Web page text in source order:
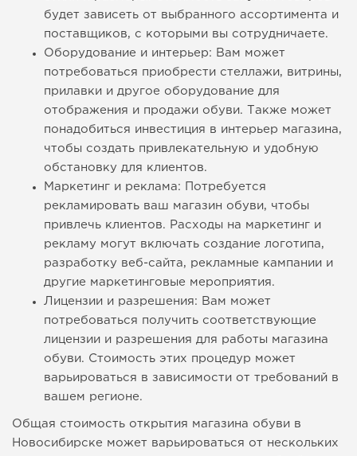
будет зависеть от выбранного ассортимента и
поставщиков, с которыми вы сотрудничаете.
Оборудование и интерьер: Вам может
потребоваться приобрести стеллажи, витрины,
прилавки и другое оборудование для
отображения и продажи обуви. Также может
понадобиться инвестиция в интерьер магазина,
чтобы создать привлекательную и удобную
обстановку для клиентов.
Маркетинг и реклама: Потребуется
рекламировать ваш магазин обуви, чтобы
привлечь клиентов. Расходы на маркетинг и
рекламу могут включать создание логотипа,
разработку веб-сайта, рекламные кампании и
другие маркетинговые мероприятия.
Лицензии и разрешения: Вам может
потребоваться получить соответствующие
лицензии и разрешения для работы магазина
обуви. Стоимость этих процедур может
варьироваться в зависимости от требований в
вашем регионе.
Общая стоимость открытия магазина обуви в
Новосибирске может варьироваться от нескольких